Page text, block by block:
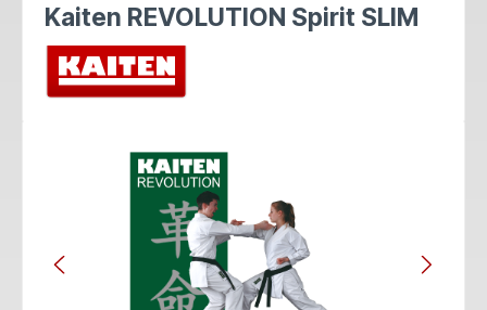
Kaiten REVOLUTION Spirit SLIM
Bildergalerie überspringen